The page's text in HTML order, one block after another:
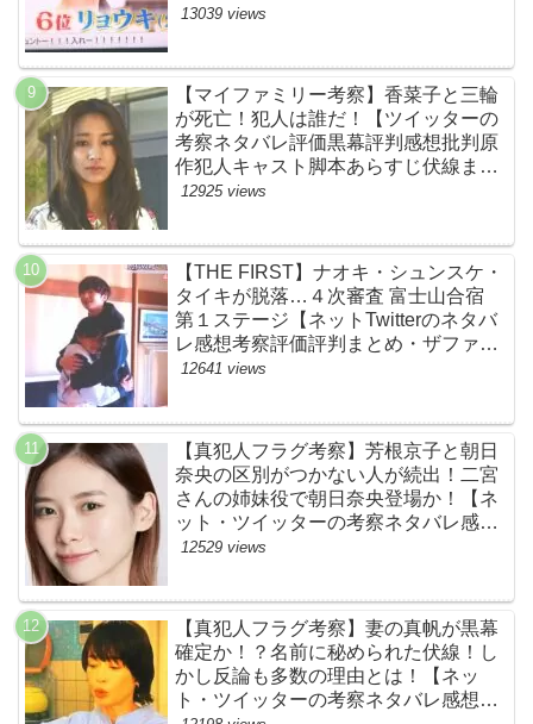
スト・ネットのネタバレ感想考察まと
13039 views
【マイファミリー考察】香菜子と三輪
が死亡！犯人は誰だ！【ツイッターの
考察ネタバレ評価黒幕評判感想批判原
作犯人キャスト脚本あらすじ伏線まと
め】
12925 views
【THE FIRST】ナオキ・シュンスケ・
タイキが脱落…４次審査 富士山合宿
第１ステージ【ネットTwitterのネタバ
レ感想考察評価評判まとめ・ザファー
スト・スッキリ・BE:FIRST・ビーフ
12641 views
【真犯人フラグ考察】芳根京子と朝日
奈央の区別がつかない人が続出！二宮
さんの姉妹役で朝日奈央登場か！【ネ
ット・ツイッターの考察ネタバレ感想
評価評判あらすじ原作犯人キャスト黒
12529 views
【真犯人フラグ考察】妻の真帆が黒幕
確定か！？名前に秘められた伏線！し
かし反論も多数の理由とは！【ネッ
ト・ツイッターの考察ネタバレ感想評